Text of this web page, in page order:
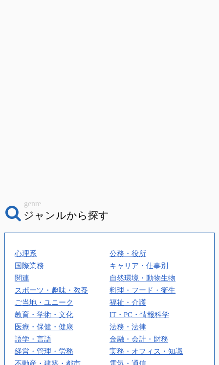
ジャンルから探す
genre
心理系
公務・役所
国際業務
キャリア・仕事別
関連
自然環境・動物生物
スポーツ・趣味・教養
料理・フード・衛生
ご当地・ユニーク
福祉・介護
教育・学術・文化
IT・PC・情報科学
医療・保健・健康
法務・法律
語学・言語
金融・会計・財務
経営・管理・労務
実務・オフィス・知識